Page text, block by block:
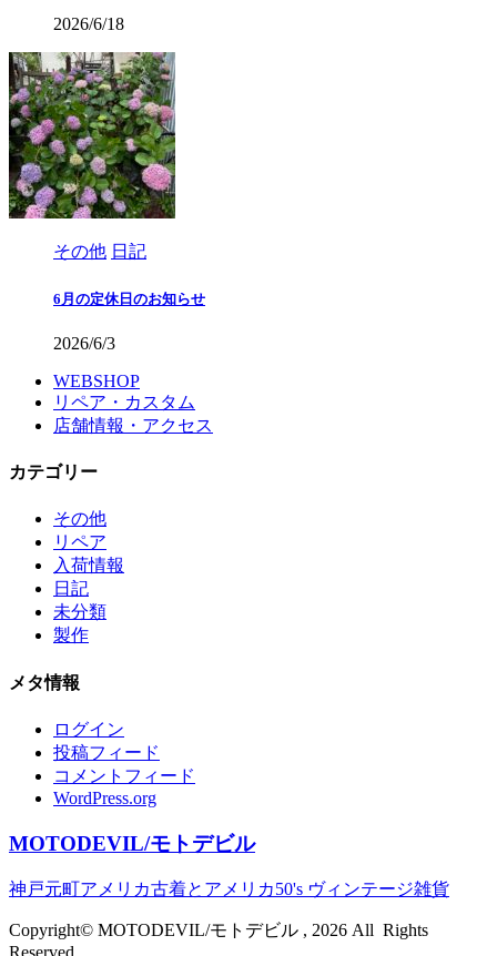
2026/6/18
その他 日記
6月の定休日のお知らせ
2026/6/3
WEBSHOP
リペア・カスタム
店舗情報・アクセス
カテゴリー
その他
リペア
入荷情報
日記
未分類
製作
メタ情報
ログイン
投稿フィード
コメントフィード
WordPress.org
MOTODEVIL/モトデビル
神戸元町アメリカ古着とアメリカ50's ヴィンテージ雑貨
Copyright© MOTODEVIL/モトデビル , 2026 All Rights